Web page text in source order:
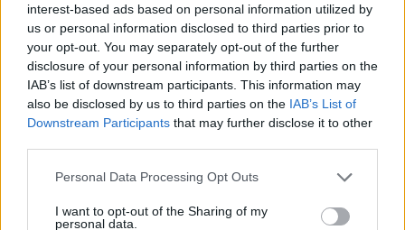
interest-based ads based on personal information utilized by
us or personal information disclosed to third parties prior to
your opt-out. You may separately opt-out of the further
disclosure of your personal information by third parties on the
IAB’s list of downstream participants. This information may
also be disclosed by us to third parties on the IAB’s List of
Downstream Participants that may further disclose it to other
Personal Data Processing Opt Outs
I want to opt-out of the Sharing of my
personal data.
Från Australien till
Glänninge Park
Nu ska Nils hjälpa LFK att
klara kontraktet.
Brandmästaren:
”Vi var inte säkra
på att vi skulle
lyckas”
Storbranden kunde ha fått
betydligt värre följder.